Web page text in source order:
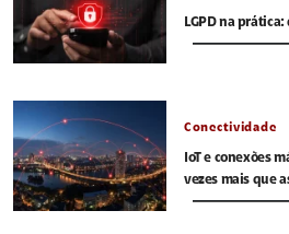
LGPD na
Conectividade
IoT e conexões
vezes mais que